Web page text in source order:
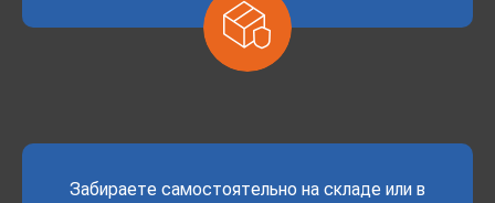
Забираете самостоятельно на складе или в